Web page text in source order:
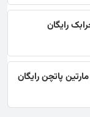
رایگان
پاتچن رایگان